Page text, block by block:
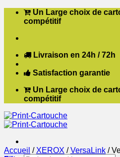
Passer Un Large choix de
compétitif
Livraison en 24h / 72h
Satisfaction garantie
Un Large choix de
compétitif
Accueil / XEROX / VersaLink /